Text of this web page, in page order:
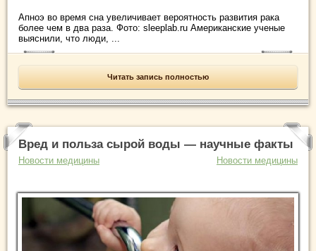
Апноэ во время сна увеличивает вероятность развития рака
более чем в два раза. Фото: sleeplab.ru Американские ученые
выяснили, что люди, ...
Читать запись полностью
Вред и польза сырой воды — научные факты
Новости медицины Новости медицины